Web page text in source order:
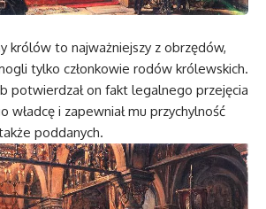
królów to najważniejszy z obrzędów,
tylko członkowie rodów królewskich.
potwierdzał on fakt legalnego przejęcia
władcę i zapewniał mu przychylność
poddanych.